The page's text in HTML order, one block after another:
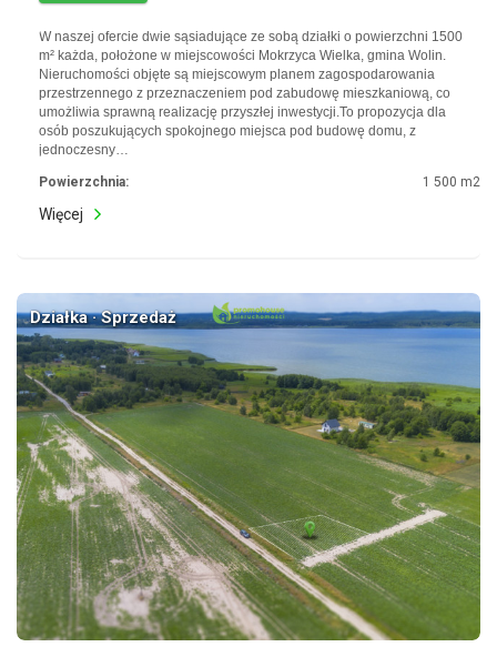
W naszej ofercie dwie sąsiadujące ze sobą działki o powierzchni 1500
m² każda, położone w miejscowości Mokrzyca Wielka, gmina Wolin.
Nieruchomości objęte są miejscowym planem zagospodarowania
przestrzennego z przeznaczeniem pod zabudowę mieszkaniową, co
umożliwia sprawną realizację przyszłej inwestycji.To propozycja dla
osób poszukujących spokojnego miejsca pod budowę domu, z
jednoczesny…
Powierzchnia: 1 500 m2
Więcej
Działka · Sprzedaż